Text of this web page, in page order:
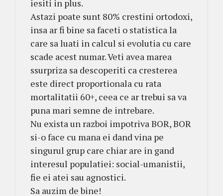
iesiti in plus.
Astazi poate sunt 80% crestini ortodoxi,
insa ar fi bine sa faceti o statistica la
care sa luati in calcul si evolutia cu care
scade acest numar. Veti avea marea
ssurpriza sa descoperiti ca cresterea
este direct proportionala cu rata
mortalitatii 60+, ceea ce ar trebui sa va
puna mari semne de intrebare.
Nu exista un razboi impotriva BOR, BOR
si-o face cu mana ei dand vina pe
singurul grup care chiar are in gand
interesul populatiei: social-umanistii,
fie ei atei sau agnostici.
Sa auzim de bine!